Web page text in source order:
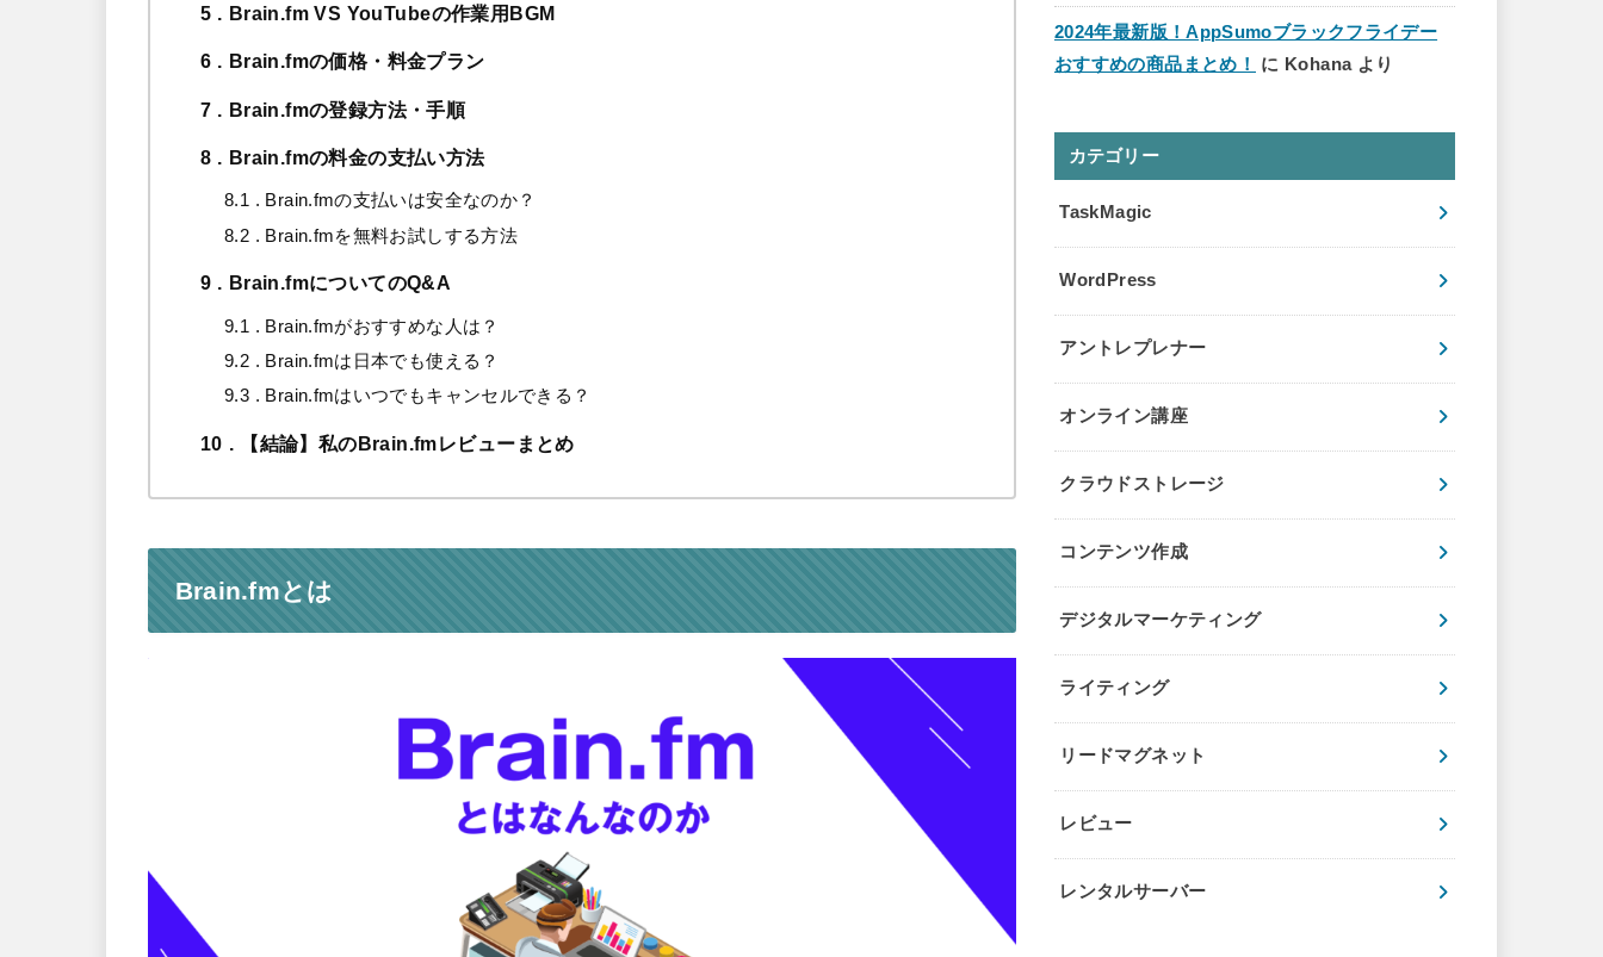
5 Brain.fm VS YouTubeの作業用BGM
6 Brain.fmの価格・料金プラン
7 Brain.fmの登録方法・手順
8 Brain.fmの料金の支払い方法
8.1
Brain.fmの支払いは安全なのか？
8.2
Brain.fmを無料お試しする方法
9 Brain.fmについてのQ&A
9.1
Brain.fmがおすすめな人は？
9.2
Brain.fmは日本でも使える？
9.3
Brain.fmはいつでもキャンセルできる？
10 【結論】私のBrain.fmレビューまとめ
Brain.fmとは
2024年最新版！AppSumoブラックフライデー
おすすめの商品まとめ！
に Kohanaより
カテゴリー
TaskMagic
WordPress
アントレプレナー
オンライン講座
クラウドストレージ
コンテンツ作成
デジタルマーケティング
ライティング
リードマグネット
レビュー
レンタルサーバー